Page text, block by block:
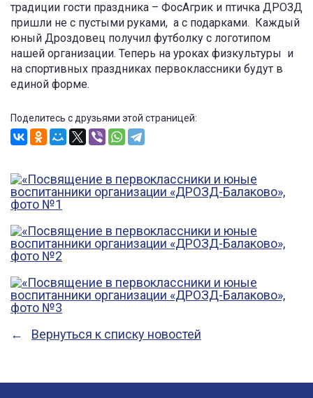
традиции гости праздника – ФосАгрик и птичка ДРОЗД
пришли не с пустыми руками, а с подарками. Каждый
юный Дроздовец получил футболку с логотипом
нашей организации. Теперь на уроках физкультуры и
на спортивных праздниках первоклассники будут в
единой форме.
Поделитесь с друзьями этой страницей:
Вернуться к списку новостей